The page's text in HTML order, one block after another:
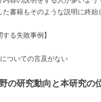
た書籍もそのような説明に終始
する失敗事例】
ついての言及がない
の研究動向と本研究の